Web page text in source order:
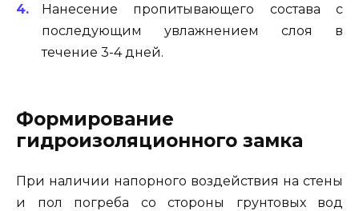
Нанесение пропитывающего состава с
последующим увлажнением слоя в
течение 3-4 дней.
Формирование
гидроизоляционного замка
При наличии напорного воздействия на стены
и пол погреба со стороны грунтовых вод